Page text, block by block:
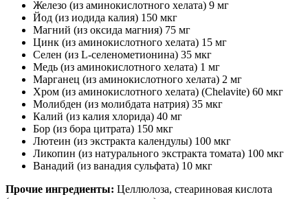
Железо (из аминокислотного хелата) 9 мг
Йод (из иодида калия) 150 мкг
Магний (из оксида магния) 75 мг
Цинк (из аминокислотного хелата) 15 мг
Селен (из L-селенометионина) 35 мкг
Медь (из аминокислотного хелата) 1 мг
Марганец (из аминокислотного хелата) 2 мг
Хром (из аминокислотного хелата) (Chelavite) 60 мкг
Молибден (из молибдата натрия) 35 мкг
Калий (из калия хлорида) 40 мг
Бор (из бора цитрата) 150 мкг
Лютеин (из экстракта календулы) 100 мкг
Ликопин (из натурального экстракта томата) 100 мкг
Ванадий (из ванадия сульфата) 10 мкг
Прочие ингредиенты: Целлюлоза, стеариновая кислота